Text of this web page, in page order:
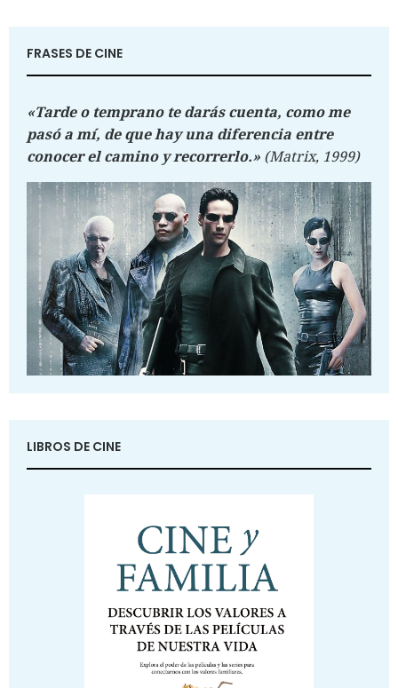
FRASES DE CINE
«Tarde o temprano te darás cuenta, como me
pasó a mí, de que hay una diferencia entre
conocer el camino y recorrerlo.» (Matrix, 1999)
LIBROS DE CINE